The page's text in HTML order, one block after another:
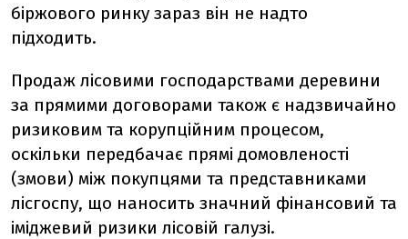
біржового ринку зараз він не надто
підходить.
Продаж лісовими господарствами деревини
за прямими договорами також є надзвичайно
ризиковим та корупційним процесом,
оскільки передбачає прямі домовленості
(змови) між покупцями та представниками
лісгоспу, що наносить значний фінансовий та
іміджевий ризики лісовій галузі.